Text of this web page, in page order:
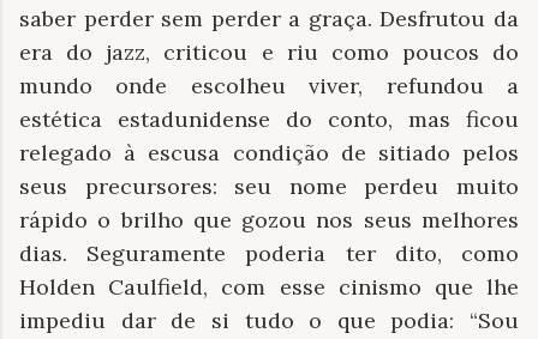
saber perder sem perder a graça. Desfrutou da
era do jazz, criticou e riu como poucos do
mundo onde escolheu viver, refundou a
estética estadunidense do conto, mas ficou
relegado à escusa condição de sitiado pelos
seus precursores: seu nome perdeu muito
rápido o brilho que gozou nos seus melhores
dias. Seguramente poderia ter dito, como
Holden Caulfield, com esse cinismo que lhe
impediu dar de si tudo o que podia: “Sou